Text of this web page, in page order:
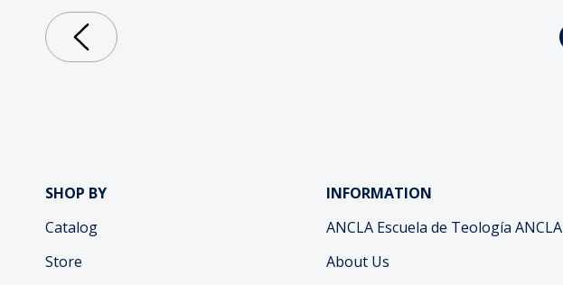
SHOP BY
Catalog
Store
INFORMATION
ANCLA Escuela de Teología ANCLA
About Us